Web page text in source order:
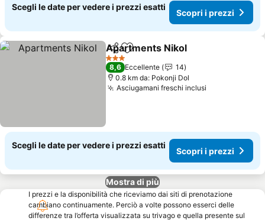
Scegli le date per vedere i prezzi esatti
Scopri i prezzi
CondividiAggiungi ai preferiti
Apartments Nikol
3 Stelle
8,6 Eccellente
14
0.8 km da: Pokonji Dol
Asciugamani freschi inclusi
Scegli le date per vedere i prezzi esatti
Scopri i prezzi
Mostra di più
I prezzi e la disponibilità che riceviamo dai siti di prenotazione
cambiano continuamente. Perciò a volte possono esserci delle
differenze tra l’offerta visualizzata su trivago e quella presente sul